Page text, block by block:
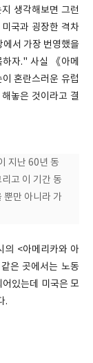
생각해보면 그런
국과 굉장한 격차
서 가장 번영했을
자." 사실 《아메
혼란스러운 유럽
놓은 것이라고 결
지난 60년 동
고 이 기간 동
뿐만 아니라 가
의 <아메리카와 아
은 곳에서는 노동
있는데 미국은 모
.